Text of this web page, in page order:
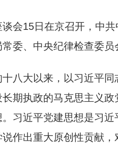
15日在京召开，中共
委、中央纪律检查委员
大以来，以习近平同
期执政的马克思主义
习近平党建思想是习
作出重大原创性贡献